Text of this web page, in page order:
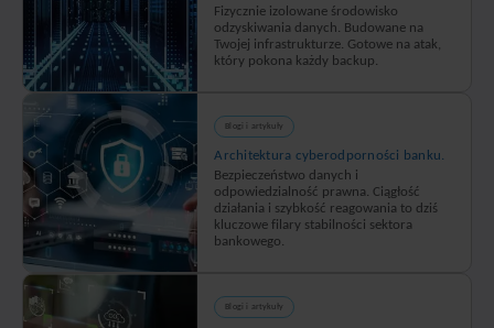
Fizycznie izolowane środowisko
odzyskiwania danych. Budowane na
Twojej infrastrukturze. Gotowe na atak,
który pokona każdy backup.
Blogi i artykuły
Architektura cyberodporności banku.
Bezpieczeństwo danych i
odpowiedzialność prawna. Ciągłość
działania i szybkość reagowania to dziś
kluczowe filary stabilności sektora
bankowego.
Blogi i artykuły